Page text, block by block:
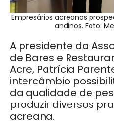
Empresários acreanos
andinos. Foto:
A presidente da
de Bares e
Acre, Patrícia
intercâmbio
da qualidade de
produzir diversos
acreana.